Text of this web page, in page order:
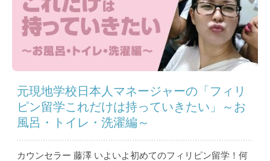
元現地学校日本人マネージャーの「フィリ
ピン留学これだけは持っていきたい」～お
風呂・トイレ・洗濯編～
カウンセラー 藤澤 いよいよ初めてのフィリピン留学！何